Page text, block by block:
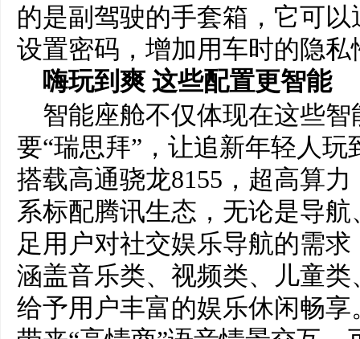
的是副驾驶的手套箱，它可
设置密码，增加用车时的隐
嗨玩到爽 这些配置更智能
智能座舱不仅体现在这些
要“瑞思拜”，让追新年轻人
搭载高通骁龙8155，超高算
系标配腾讯生态，无论是导
足用户对社交娱乐导航的需
涵盖音乐类、视频类、儿童
给予用户丰富的娱乐休闲畅